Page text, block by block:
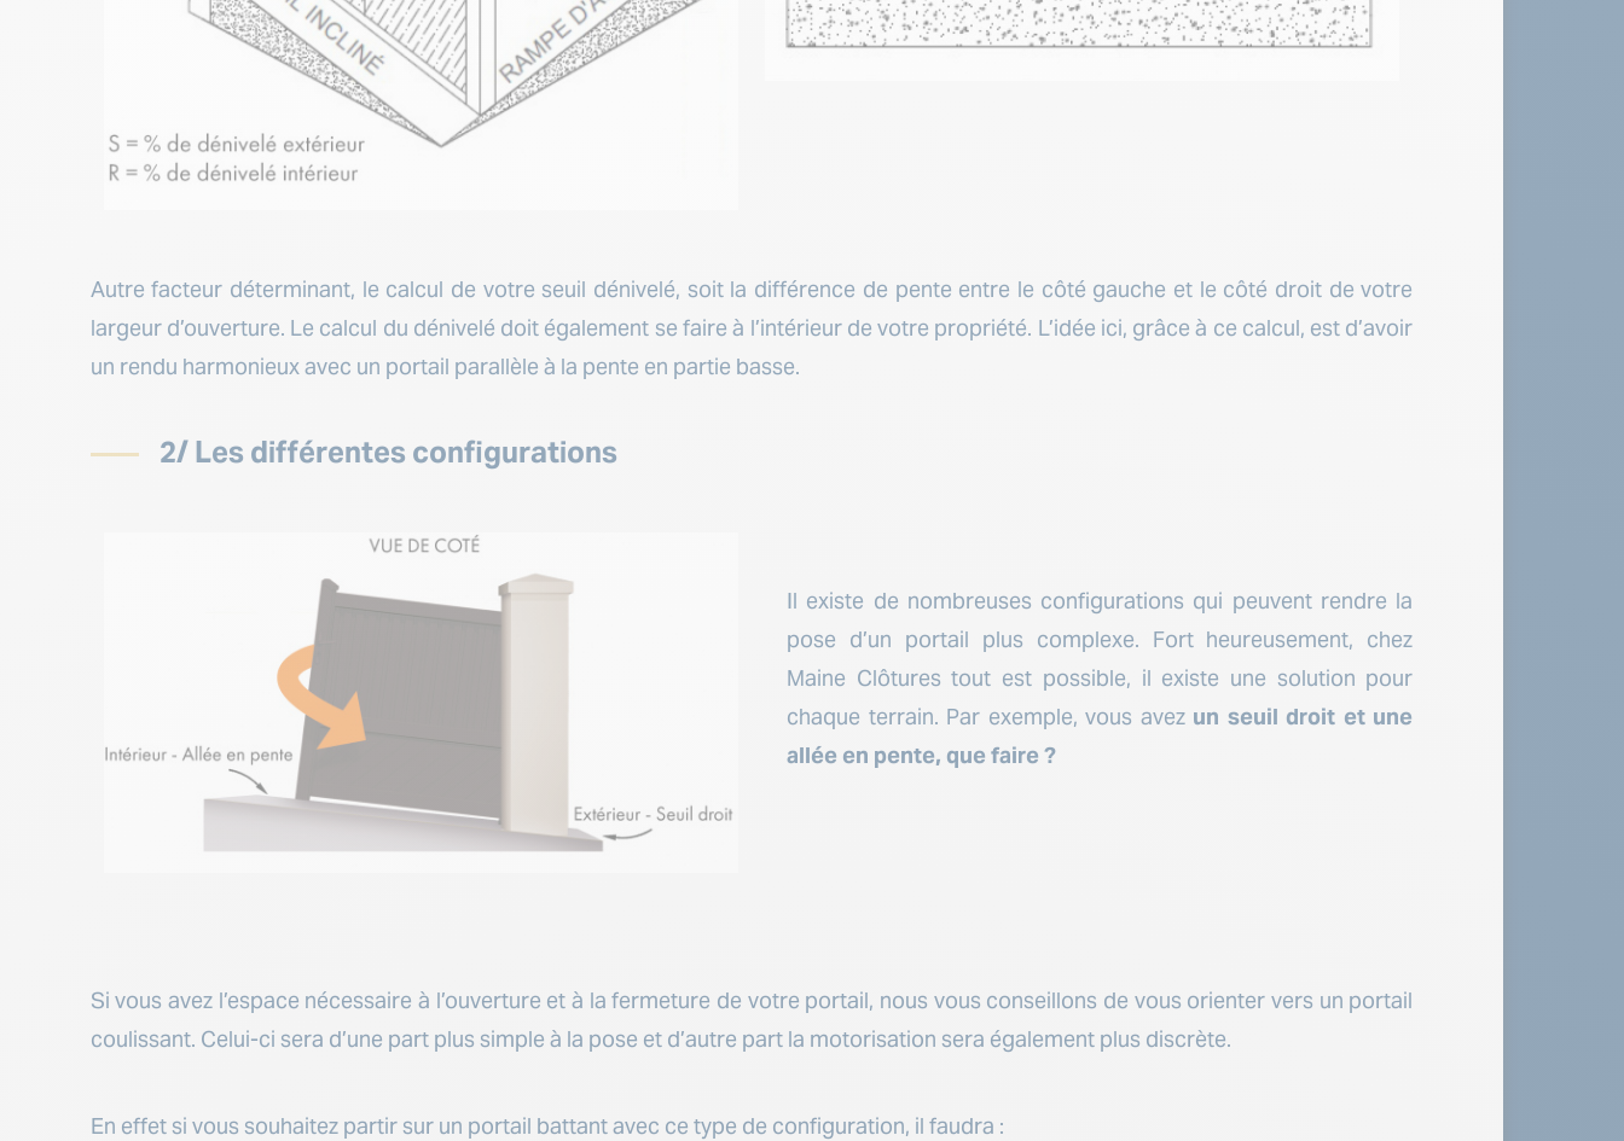
Autre facteur déterminant, le calcul de votre seuil dénivelé, soit la différence de pente entre le côté gauche et le côté droit de votre
largeur d’ouverture. Le calcul du dénivelé doit également se faire à l’intérieur de votre propriété. L’idée ici, grâce à ce calcul, est d’avoir
un rendu harmonieux avec un portail parallèle à la pente en partie basse.
2/ Les différentes configurations
Il existe de nombreuses configurations qui peuvent rendre la
pose d’un portail plus complexe. Fort heureusement, chez
Maine Clôtures tout est possible, il existe une solution pour
chaque terrain. Par exemple, vous avez un seuil droit et une
allée en pente, que faire ?
Si vous avez l’espace nécessaire à l’ouverture et à la fermeture de votre portail, nous vous conseillons de vous orienter vers un portail
coulissant. Celui-ci sera d’une part plus simple à la pose et d’autre part la motorisation sera également plus discrète.
En effet si vous souhaitez partir sur un portail battant avec ce type de configuration, il faudra :